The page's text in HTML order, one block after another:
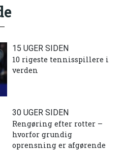
15 UGER SIDEN
10 rigeste tennisspillere i
verden
30 UGER SIDEN
Rengøring efter rotter –
hvorfor grundig
oprensning er afgørende